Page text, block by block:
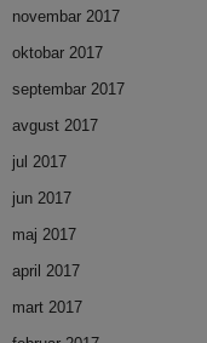
novembar 2017
oktobar 2017
septembar 2017
avgust 2017
jul 2017
jun 2017
maj 2017
april 2017
mart 2017